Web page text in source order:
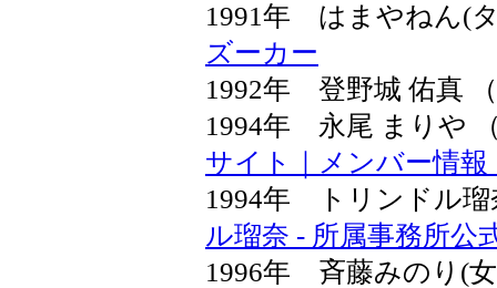
1991年 はまやね
ズーカー
1992年 登野城 佑真
1994年 永尾 まり
サイト｜メンバー情報
1994年 トリンドル
ル瑠奈 - 所属事務所公
1996年 斉藤みの